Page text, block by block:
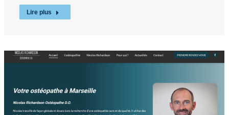
Lire plus